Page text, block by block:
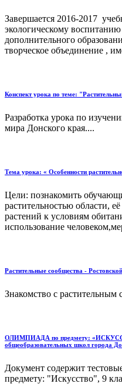
Завершается 2016-2017
экологическому
дополнительного
творческое объединение ,
Конспект урока по теме:
Разработка урока по
мира Донского края....
Тема урока: « Особенности
Цели: познакомить
растительностью области,
растений к условиям
использование
Растительные сообщества -
Знакомство с растительным
ОЛИМПИАДА по предмету:
общеобразовательных школ города
Документ содержит
предмету: "Искусство", 9